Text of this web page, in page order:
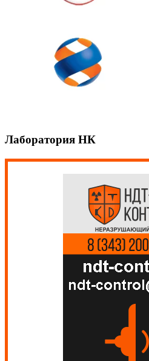
Лаборатория НК